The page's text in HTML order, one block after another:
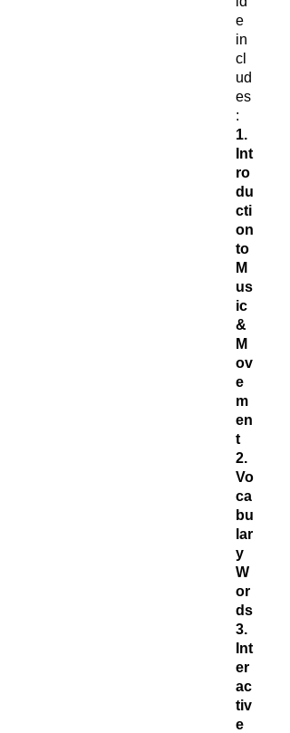
e
in
cl
ud
es
:
1.
Int
ro
du
cti
on
to
M
us
ic
&
M
ov
e
m
en
t
2.
Vo
ca
bu
lar
y
W
or
ds
3.
Int
er
ac
tiv
e